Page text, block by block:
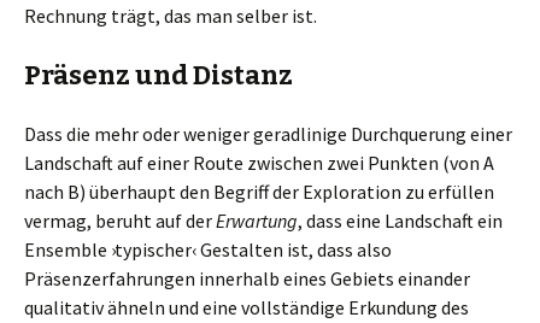
Rechnung trägt, das man selber ist.
Präsenz und Distanz
Dass die mehr oder weniger geradlinige Durchquerung einer
Landschaft auf einer Route zwischen zwei Punkten (von A
nach B) überhaupt den Begriff der Exploration zu erfüllen
vermag, beruht auf derErwartung, dass eine Landschaft ein
Ensemble ›typischer‹ Gestalten ist, dass also
Präsenzerfahrungen innerhalb eines Gebiets einander
qualitativ ähneln und eine vollständige Erkundung des